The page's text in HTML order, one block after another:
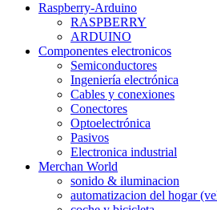
Raspberry-Arduino
RASPBERRY
ARDUINO
Componentes electronicos
Semiconductores
Ingeniería electrónica
Cables y conexiones
Conectores
Optoelectrónica
Pasivos
Electronica industrial
Merchan World
sonido & iluminacion
automatizacion del hogar